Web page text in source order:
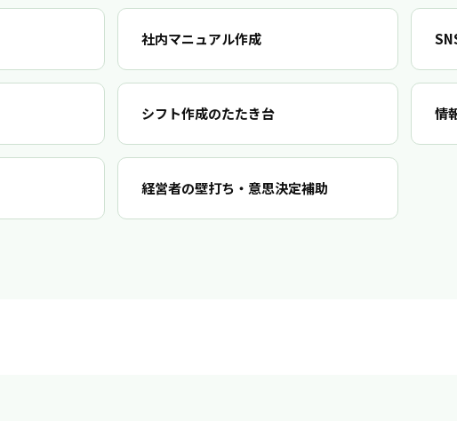
社内マニュアル作成
シフト作成のたたき台 情
経営者の壁打ち・意思決定補助